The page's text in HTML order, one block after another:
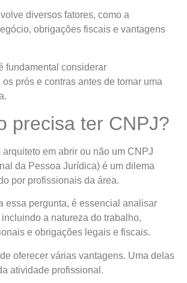
diversos fatores, como a
obrigações fiscais e vantagens
fundamental considerar
prós e contras antes de tomar uma
precisa ter CNPJ?
em abrir ou não um CNPJ
da Pessoa Jurídica) é um dilema
por profissionais da área.
essa pergunta, é essencial analisar
a natureza do trabalho,
e obrigações legais e fiscais.
oferecer várias vantagens. Uma delas
atividade profissional.